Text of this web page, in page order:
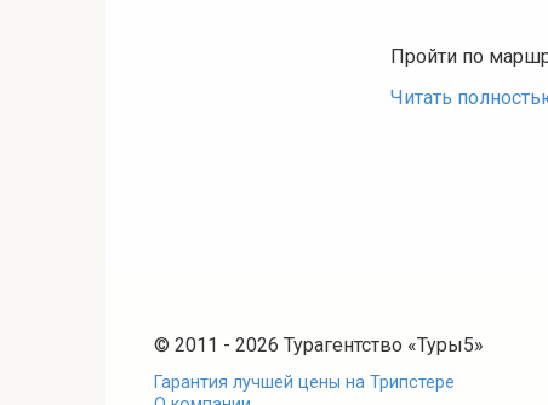
Пройти по
Читать
© 2011 - 2026 Турагентство «Туры5»
Гарантия лучшей цены на Трипстере